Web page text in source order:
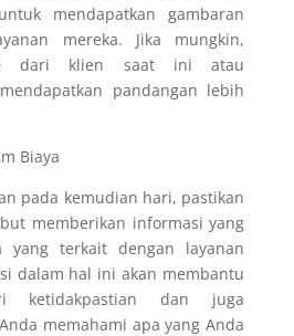
mendapatkan gambaran
mereka. Jika mungkin,
dari klien saat ini atau
pandangan lebih
Biaya
pada kemudian hari, pastikan
memberikan informasi yang
yang terkait dengan layanan
dalam hal ini akan membantu
ketidakpastian dan juga
memahami apa yang Anda